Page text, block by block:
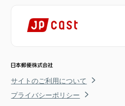
サイトのご利用について
プライバシーポリシー